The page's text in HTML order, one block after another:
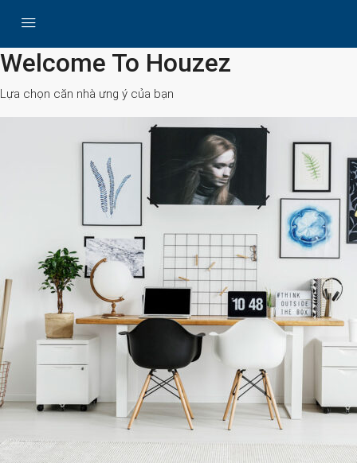
Search
Welcome To Houzez
Lựa chọn căn nhà ưng ý của bạn